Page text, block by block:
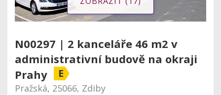
N00297 | 2 kanceláře 46 m2 v
administrativní budově na okraji
Prahy
E
Pražská, 25066, Zdiby